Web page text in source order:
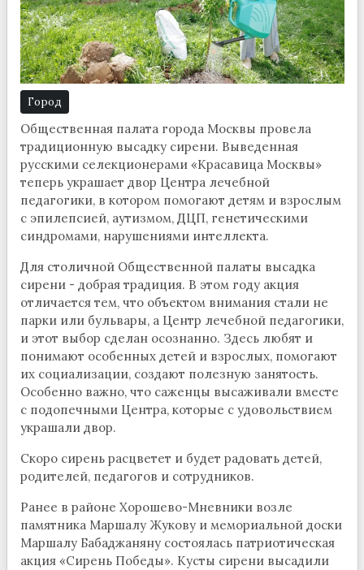
Город
Общественная палата города Москвы провела
традиционную высадку сирени. Выведенная
русскими селекционерами «Красавица Москвы»
теперь украшает двор Центра лечебной
педагогики, в котором помогают детям и взрослым
с эпилепсией, аутизмом, ДЦП, генетическими
синдромами, нарушениями интеллекта.
Для столичной Общественной палаты высадка
сирени - добрая традиция. В этом году акция
отличается тем, что объектом внимания стали не
парки или бульвары, а Центр лечебной педагогики,
и этот выбор сделан осознанно. Здесь любят и
понимают особенных детей и взрослых, помогают
их социализации, создают полезную занятость.
Особенно важно, что саженцы высаживали вместе
с подопечными Центра, которые с удовольствием
украшали двор.
Скоро сирень расцветет и будет радовать детей,
родителей, педагогов и сотрудников.
Ранее в районе Хорошево-Мневники возле
памятника Маршалу Жукову и мемориальной доски
Маршалу Бабаджаняну состоялась патриотическая
акция «Сирень Победы». Кусты сирени высадили